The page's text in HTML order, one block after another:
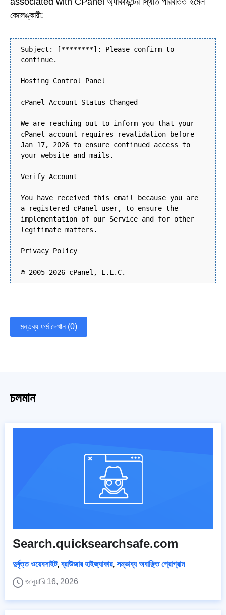
কেলেঙ্কারী:
Subject: [********]: Please confirm to
continue.
Hosting Control Panel
cPanel Account Status Changed
We are reaching out to inform you that your
cPanel account requires revalidation before
Jan 17, 2026 to ensure continued access to
your website and mails.
Verify Account
You have received this email because you are
a registered cPanel user, to ensure the
implementation of our Service and for other
legitimate matters.
Privacy Policy
© 2005–2026 cPanel, L.L.C.
মন্তব্য ফর্ম দেখান (0)
চলমান
Search.quicksearchsafe.com
দুর্বৃত্ত ওয়েবসাইট,ব্রাউজার হাইজ্যাকার, সম্ভাব্য অবাঞ্ছিত প্রোগ্রাম
জানুয়ারি 16, 2026